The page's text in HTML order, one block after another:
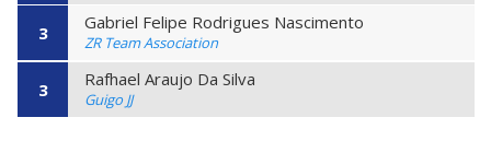
3 Gabriel Felipe Rodrigues Nascimento
ZR Team Association
3 Rafhael Araujo Da Silva
Guigo JJ